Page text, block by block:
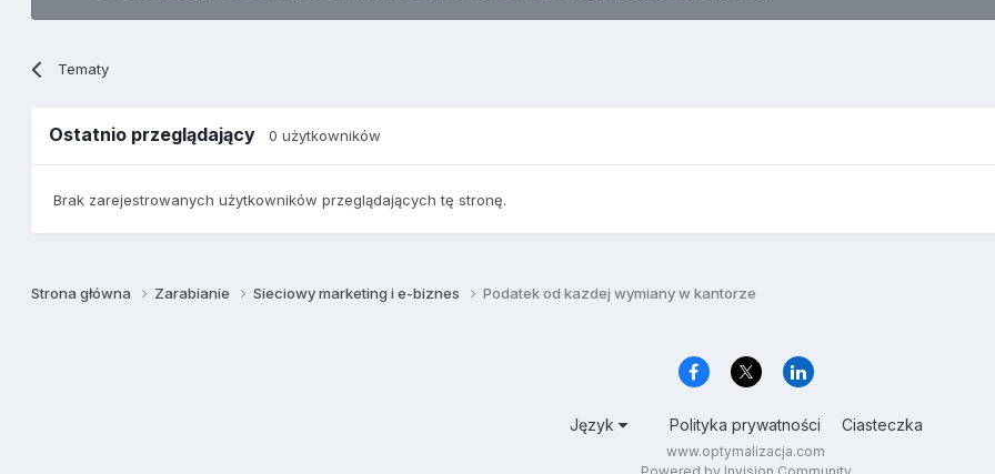
Tematy
Ostatnio przeglądający0 użytkowników
Brak zarejestrowanych użytkowników przeglądających tę stronę.
Strona główna Zarabianie Sieciowy marketing i e-biznes Podatek od kazdej wymiany w kantorze
Język Polityka prywatności Ciasteczka
www.optymalizacja.com